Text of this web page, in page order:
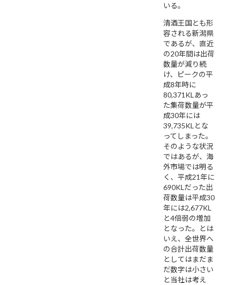
いる。
清酒王国とも形
容される新潟県
であるが、直近
の20年間は出荷
数量が減り続
け、ピークの平
成8年時に
80,371KLあっ
た集荷数量が平
成30年には
39,735KLとな
ってしまった。
そのような状況
ではあるが、海
外市場では明る
く、平成21年に
690KLだった出
荷数量は平成30
年には2,677KL
と4倍弱の増加
となった。とは
いえ、全世界へ
の合計出荷数量
としてはまだま
だ数字は小さい
と当社は考え